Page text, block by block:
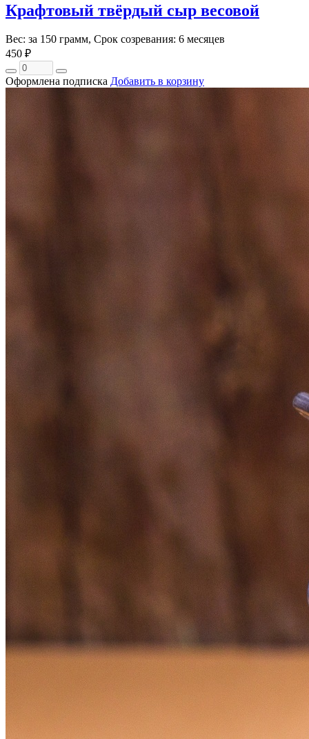
Крафтовый твёрдый сыр весовой
Вес: за 150 грамм, Срок созревания: 6 месяцев
450 ₽
Оформлена подписка Добавить в корзину